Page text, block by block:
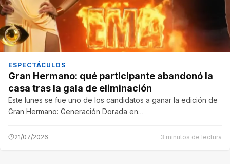
ESPECTÁCULOS
Gran Hermano: qué participante abandonó la
casa tras la gala de eliminación
Este lunes se fue uno de los candidatos a ganar la edición de
Gran Hermano: Generación Dorada en…
21/07/2026 3 minutos de lectura